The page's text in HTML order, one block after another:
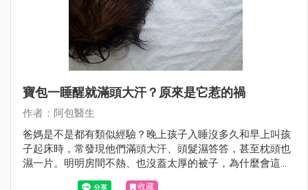
寶包一睡醒就滿頭大汗？原來是它惹的禍
作者：阿包醫生
爸媽是不是都有類似經驗？晚上孩子入睡沒多久和早上叫孩
子起床時，常發現他們滿頭大汗、頭髮濕答答，甚至枕頭也
濕一片。明明房間不熱、也沒蓋太厚的被子，為什麼會這
收藏